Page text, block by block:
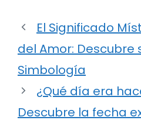
El Significado
del Amor: Descubre
Simbología
¿Qué día era
Descubre la fecha